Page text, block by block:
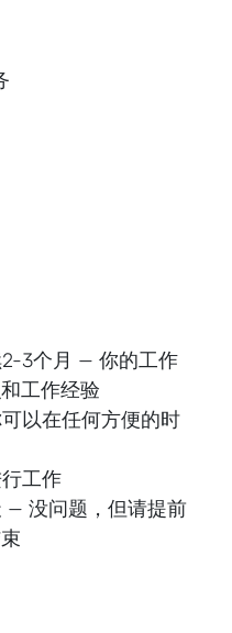
3个月 — 你的工作
工作经验
以在任何方便的时
工作
— 没问题，但请提前